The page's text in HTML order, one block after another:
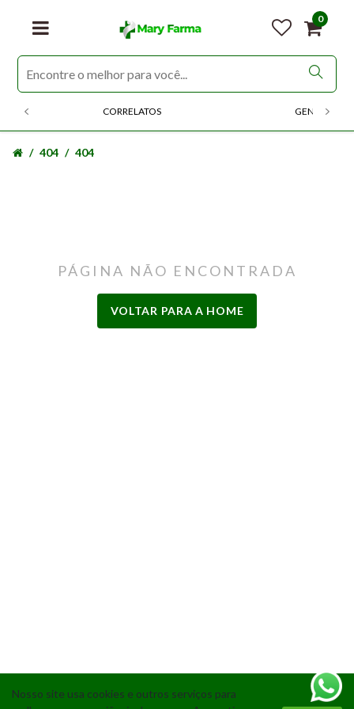
Nosso site usa cookies e outros serviços para
0
CORRELATOS GENERICOS
404 404
PÁGINA NÃO ENCONTRADA
VOLTAR PARA A HOME